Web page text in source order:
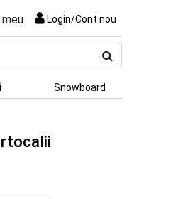
Login/Cont nou
produs
Snowboard